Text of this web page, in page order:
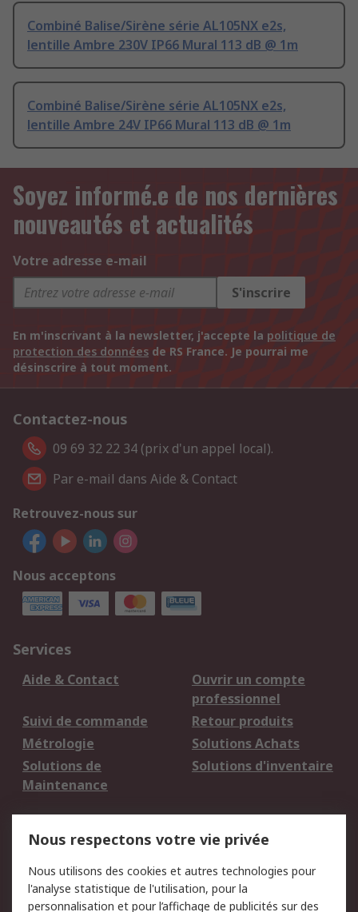
Combiné Balise/Sirène série AL105NX e2s,
lentille Ambre 230V IP66 Mural 113 dB @ 1m
Combiné Balise/Sirène série AL105NX e2s,
lentille Ambre 24V IP66 Mural 113 dB @ 1m
Soyez informé.e de nos dernières
nouveautés et actualités
Votre adresse e-mail
S'inscrire
En m'inscrivant à la newsletter, j'accepte la politique de
protection des données de RS France. Je pourrai me
désinscrire à tout moment.
Contactez-nous
09 69 32 22 34 (prix d'un appel local).
Par e-mail dans Aide & Contact
Retrouvez-nous sur
Nous acceptons
Services
Aide & Contact
Ouvrir un compte
professionnel
Suivi de commande
Retour produits
Métrologie
Solutions Achats
Solutions de
Maintenance
Solutions d'inventaire
du site
Politique de protection
Sécurité des E-mails
Nous respectons votre vie privée
Nous utilisons des cookies et autres technologies pour
l'analyse statistique de l'utilisation, pour la
personnalisation et pour l’affichage de publicités sur des